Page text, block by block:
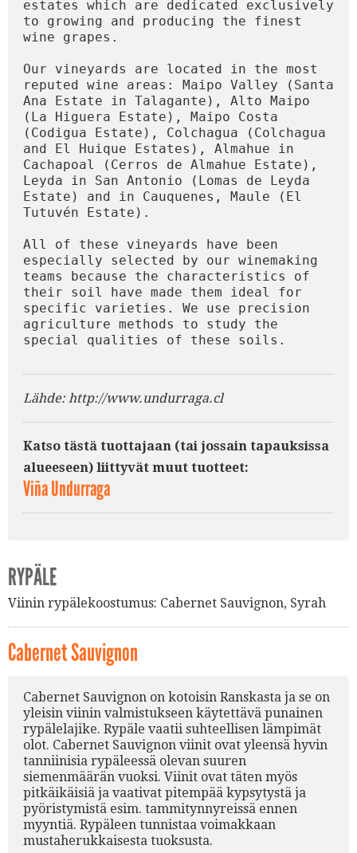
estates which are dedicated exclusively
to growing and producing the finest
wine grapes.
Our vineyards are located in the most
reputed wine areas: Maipo Valley (Santa
Ana Estate in Talagante), Alto Maipo
(La Higuera Estate), Maipo Costa
(Codigua Estate), Colchagua (Colchagua
and El Huique Estates), Almahue in
Cachapoal (Cerros de Almahue Estate),
Leyda in San Antonio (Lomas de Leyda
Estate) and in Cauquenes, Maule (El
Tutuvén Estate).
All of these vineyards have been
especially selected by our winemaking
teams because the characteristics of
their soil have made them ideal for
specific varieties. We use precision
agriculture methods to study the
special qualities of these soils.
Lähde: http://www.undurraga.cl
Katso tästä tuottajaan (tai jossain tapauksissa
alueeseen) liittyvät muut tuotteet:
Viña Undurraga
RYPÄLE
Viinin rypälekoostumus: Cabernet Sauvignon, Syrah
Cabernet Sauvignon
Cabernet Sauvignon on kotoisin Ranskasta ja se on
yleisin viinin valmistukseen käytettävä punainen
rypälelajike. Rypäle vaatii suhteellisen lämpimät
olot. Cabernet Sauvignon viinit ovat yleensä hyvin
tanniinisia rypäleessä olevan suuren
siemenmäärän vuoksi. Viinit ovat täten myös
pitkäikäisiä ja vaativat pitempää kypsytystä ja
pyöristymistä esim. tammitynnyreissä ennen
myyntiä. Rypäleen tunnistaa voimakkaan
mustaherukkaisesta tuoksusta.